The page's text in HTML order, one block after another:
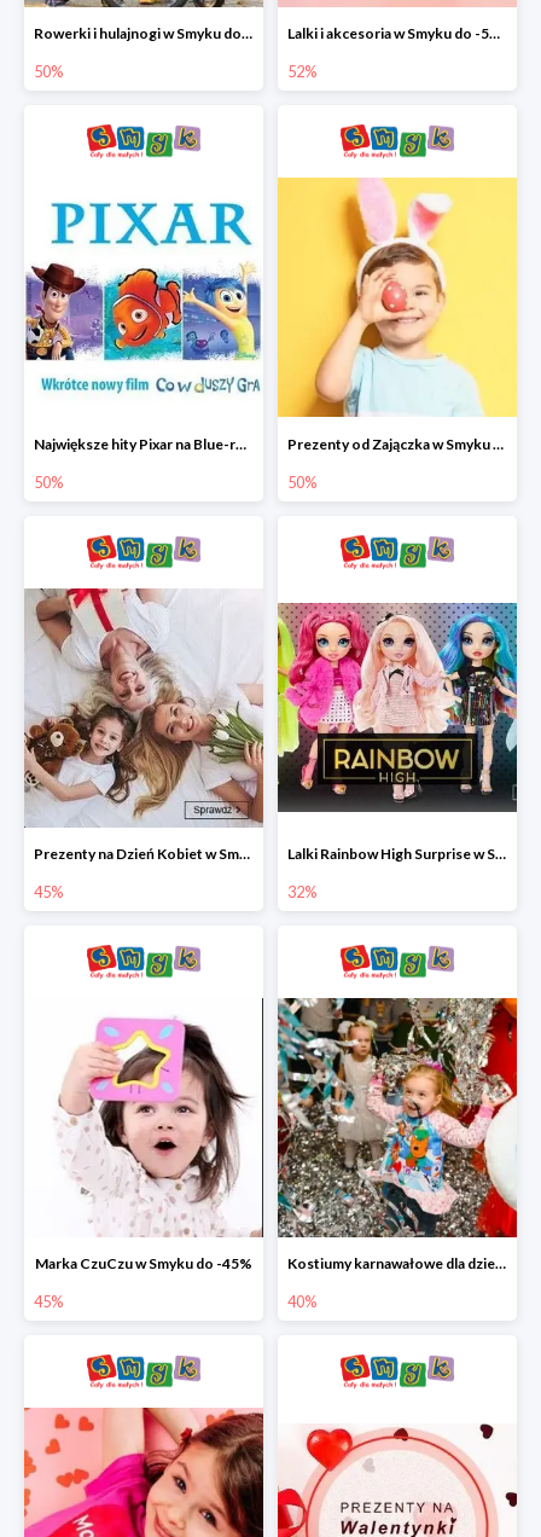
Rowerki i hulajnogi w Smyku do -50%
50%
Lalki i akcesoria w Smyku do -52%
52%
Największe hity Pixar na Blue-rey i DVD w Smyku - drugi film -50%
50%
Prezenty od Zajączka w Smyku do -50%
50%
Prezenty na Dzień Kobiet w Smyku do -45%
45%
Lalki Rainbow High Surprise w Smyku do -35%
32%
Marka CzuCzu w Smyku do -45%
45%
Kostiumy karnawałowe dla dzieci w Smyku do -40%
40%